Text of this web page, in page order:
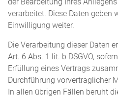
verarbeitet. Diese Daten geben
Einwilligung weiter.
Die Verarbeitung dieser Daten
Art. 6 Abs. 1 lit. b DSGVO,
Erfüllung eines Vertrags
Durchführung vorvertraglicher
In allen übrigen Fällen beruht